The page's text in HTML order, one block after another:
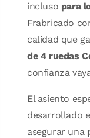
incluso para
Frabricado
calidad que
de 4 ruedas
confianza
El asiento
desarrollado
asegurar una